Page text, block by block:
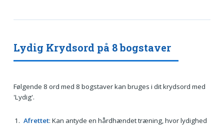
Lydig Krydsord på 8 bogstaver
Følgende 8 ord med 8 bogstaver kan bruges i dit krydsord med
'Lydig'.
Afrettet: Kan antyde en hårdhændet træning, hvor lydighed